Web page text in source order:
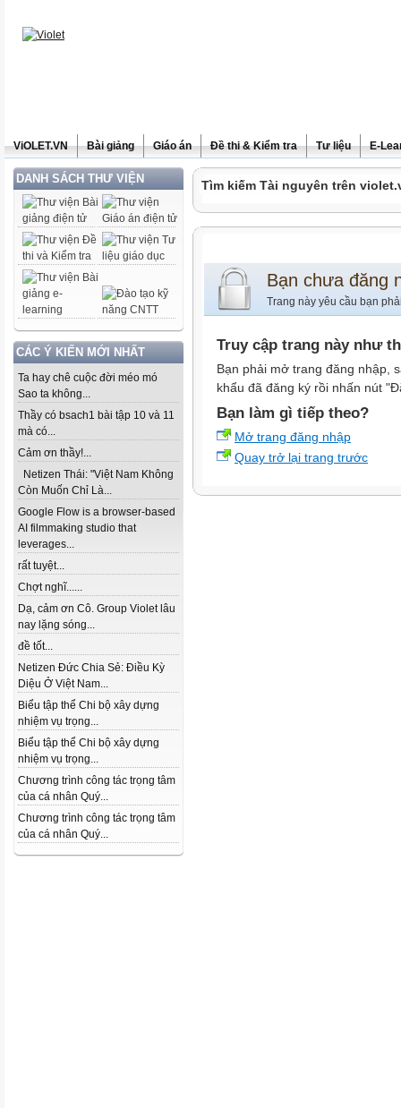
ViOLET.VN Bài giảng Giáo án Đề thi & Kiểm tra Tư liệu E-
DANH SÁCH THƯ VIỆN
CÁC Ý KIẾN MỚI NHẤT
Ta hay chê cuộc đời méo mó
Sao ta không...
Thầy có bsach1 bài tập 10 và 11
mà có...
Cảm ơn thầy!...
Netizen Thái: "Việt Nam Không
Còn Muốn Chỉ Là...
Google Flow is a browser-based
AI filmmaking studio that
leverages...
rất tuyệt...
Chợt nghĩ......
Dạ, cảm ơn Cô. Group Violet lâu
nay lặng sóng...
đề tốt...
Netizen Đức Chia Sẻ: Điều Kỳ
Diệu Ở Việt Nam...
Biểu tập thể Chi bộ xây dựng
nhiệm vụ trọng...
Biểu tập thể Chi bộ xây dựng
nhiệm vụ trọng...
Chương trình công tác trọng tâm
của cá nhân Quý...
Chương trình công tác trọng tâm
của cá nhân Quý...
Tìm kiếm Tài nguyên trên
Bạn chưa đăng
Trang này yêu cầu bạn
Truy cập trang này như
Bạn phải mở trang đăng nhập,
khẩu đã đăng ký rồi nhấn nút
Bạn làm gì tiếp theo?
Mở trang đăng nhập
Quay trở lại trang trước